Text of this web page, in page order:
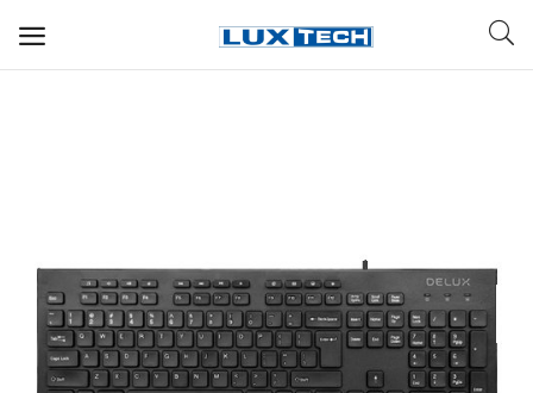
ДЛЯ ОПЕРАТОРОВ СВЯЗИ
Прочее
Избранное